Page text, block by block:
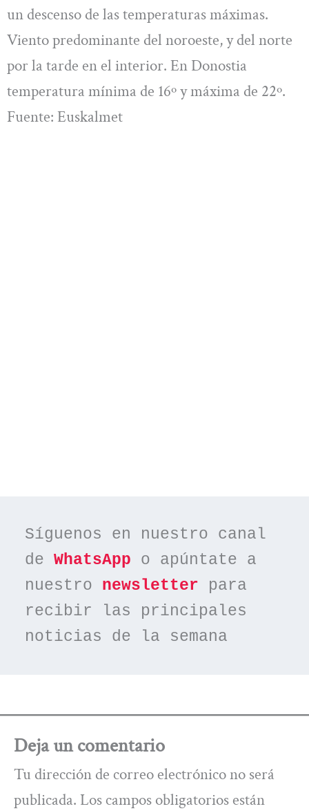
un descenso de las temperaturas máximas.
Viento predominante del noroeste, y del norte
por la tarde en el interior. En Donostia
temperatura mínima de 16º y máxima de 22º.
Fuente: Euskalmet
Síguenos en nuestro canal
de WhatsApp o apúntate a
nuestro newsletter para
recibir las principales
noticias de la semana
Deja un comentario
Tu dirección de correo electrónico no será
publicada. Los campos obligatorios están